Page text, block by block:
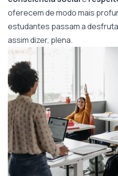
oferecem de modo mais
estudantes passam a
assim dizer, plena.